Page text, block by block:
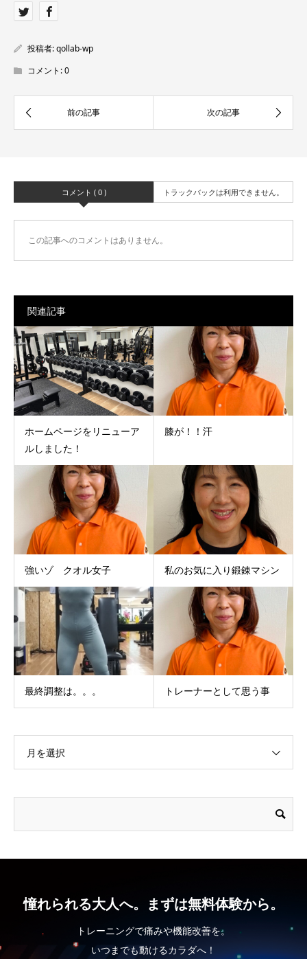
投稿者:qollab-wp
コメント:0
コメント ( 0 ) トラックバックは利用できません。
この記事へのコメントはありません。
関連記事
ホームページをリニューア
ルしました！
膝が！！汗
強いゾ クオル女子 私のお気に入り鍛錬マシン
最終調整は。。。 トレーナーとして思う事
月を選択
憧れられる大人へ。まずは無料体験から。
トレーニングで痛みや機能改善を。
いつまでも動けるカラダへ！